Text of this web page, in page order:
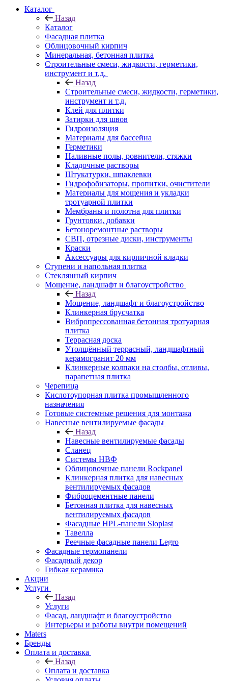
Каталог
Назад
Каталог
Фасадная плитка
Облицовочный кирпич
Минеральная, бетонная плитка
Строительные смеси, жидкости, герметики,
инструмент и т.д.
Назад
Строительные смеси, жидкости, герметики,
инструмент и т.д.
Клей для плитки
Затирки для швов
Гидроизоляция
Материалы для бассейна
Герметики
Наливные полы, ровнители, стяжки
Кладочные растворы
Штукатурки, шпаклевки
Гидрофобизаторы, пропитки, очистители
Материалы для мощения и укладки
тротуарной плитки
Мембраны и полотна для плитки
Грунтовки, добавки
Бетоноремонтные растворы
СВП, отрезные диски, инструменты
Краски
Аксессуары для кирпичной кладки
Ступени и напольная плитка
Cтеклянный кирпич
Мощение, ландшафт и благоустройство
Назад
Мощение, ландшафт и благоустройство
Клинкерная брусчатка
Вибропрессованная бетонная тротуарная
плитка
Террасная доска
Утолщённый террасный, ландшафтный
керамогранит 20 мм
Клинкерные колпаки на столбы, отливы,
парапетная плитка
Черепица
Кислотоупорная плитка промышленного
назначения
Готовые системные решения для монтажа
Навесные вентилируемые фасады
Назад
Навесные вентилируемые фасады
Сланец
Системы НВФ
Облицовочные панели Rockpanel
Клинкерная плитка для навесных
вентилируемых фасадов
Фиброцементные панели
Бетонная плитка для навесных
вентилируемых фасадов
Фасадные HPL-панели Sloplast
Тавелла
Реечные фасадные панели Legro
Фасадные термопанели
Фасадный декор
Гибкая керамика
Акции
Услуги
Назад
Услуги
Фасад, ландшафт и благоустройство
Интерьеры и работы внутри помещений
Maters
Бренды
Оплата и доставка
Назад
Оплата и доставка